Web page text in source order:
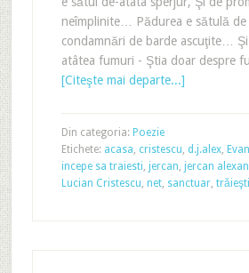
neîmplinite… Pădurea e sătulă de
condamnări de barde ascuţite…
atâtea fumuri - Ştia doar despre
[Citeşte mai departe...]
Din categoria: Poezie
Etichete: acasa, cristescu, d.j.alex,
incepe sa traiesti, jercan, jercan
Lucian Cristescu, net, sanctuar, trăieşti